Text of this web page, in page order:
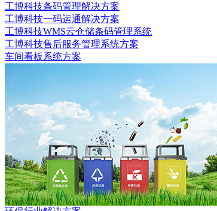
工博科技条码管理解决方案
工博科技一码运通解决方案
工博科技WMS云仓储条码管理系统
工博科技售后服务管理系统方案
车间看板系统方案